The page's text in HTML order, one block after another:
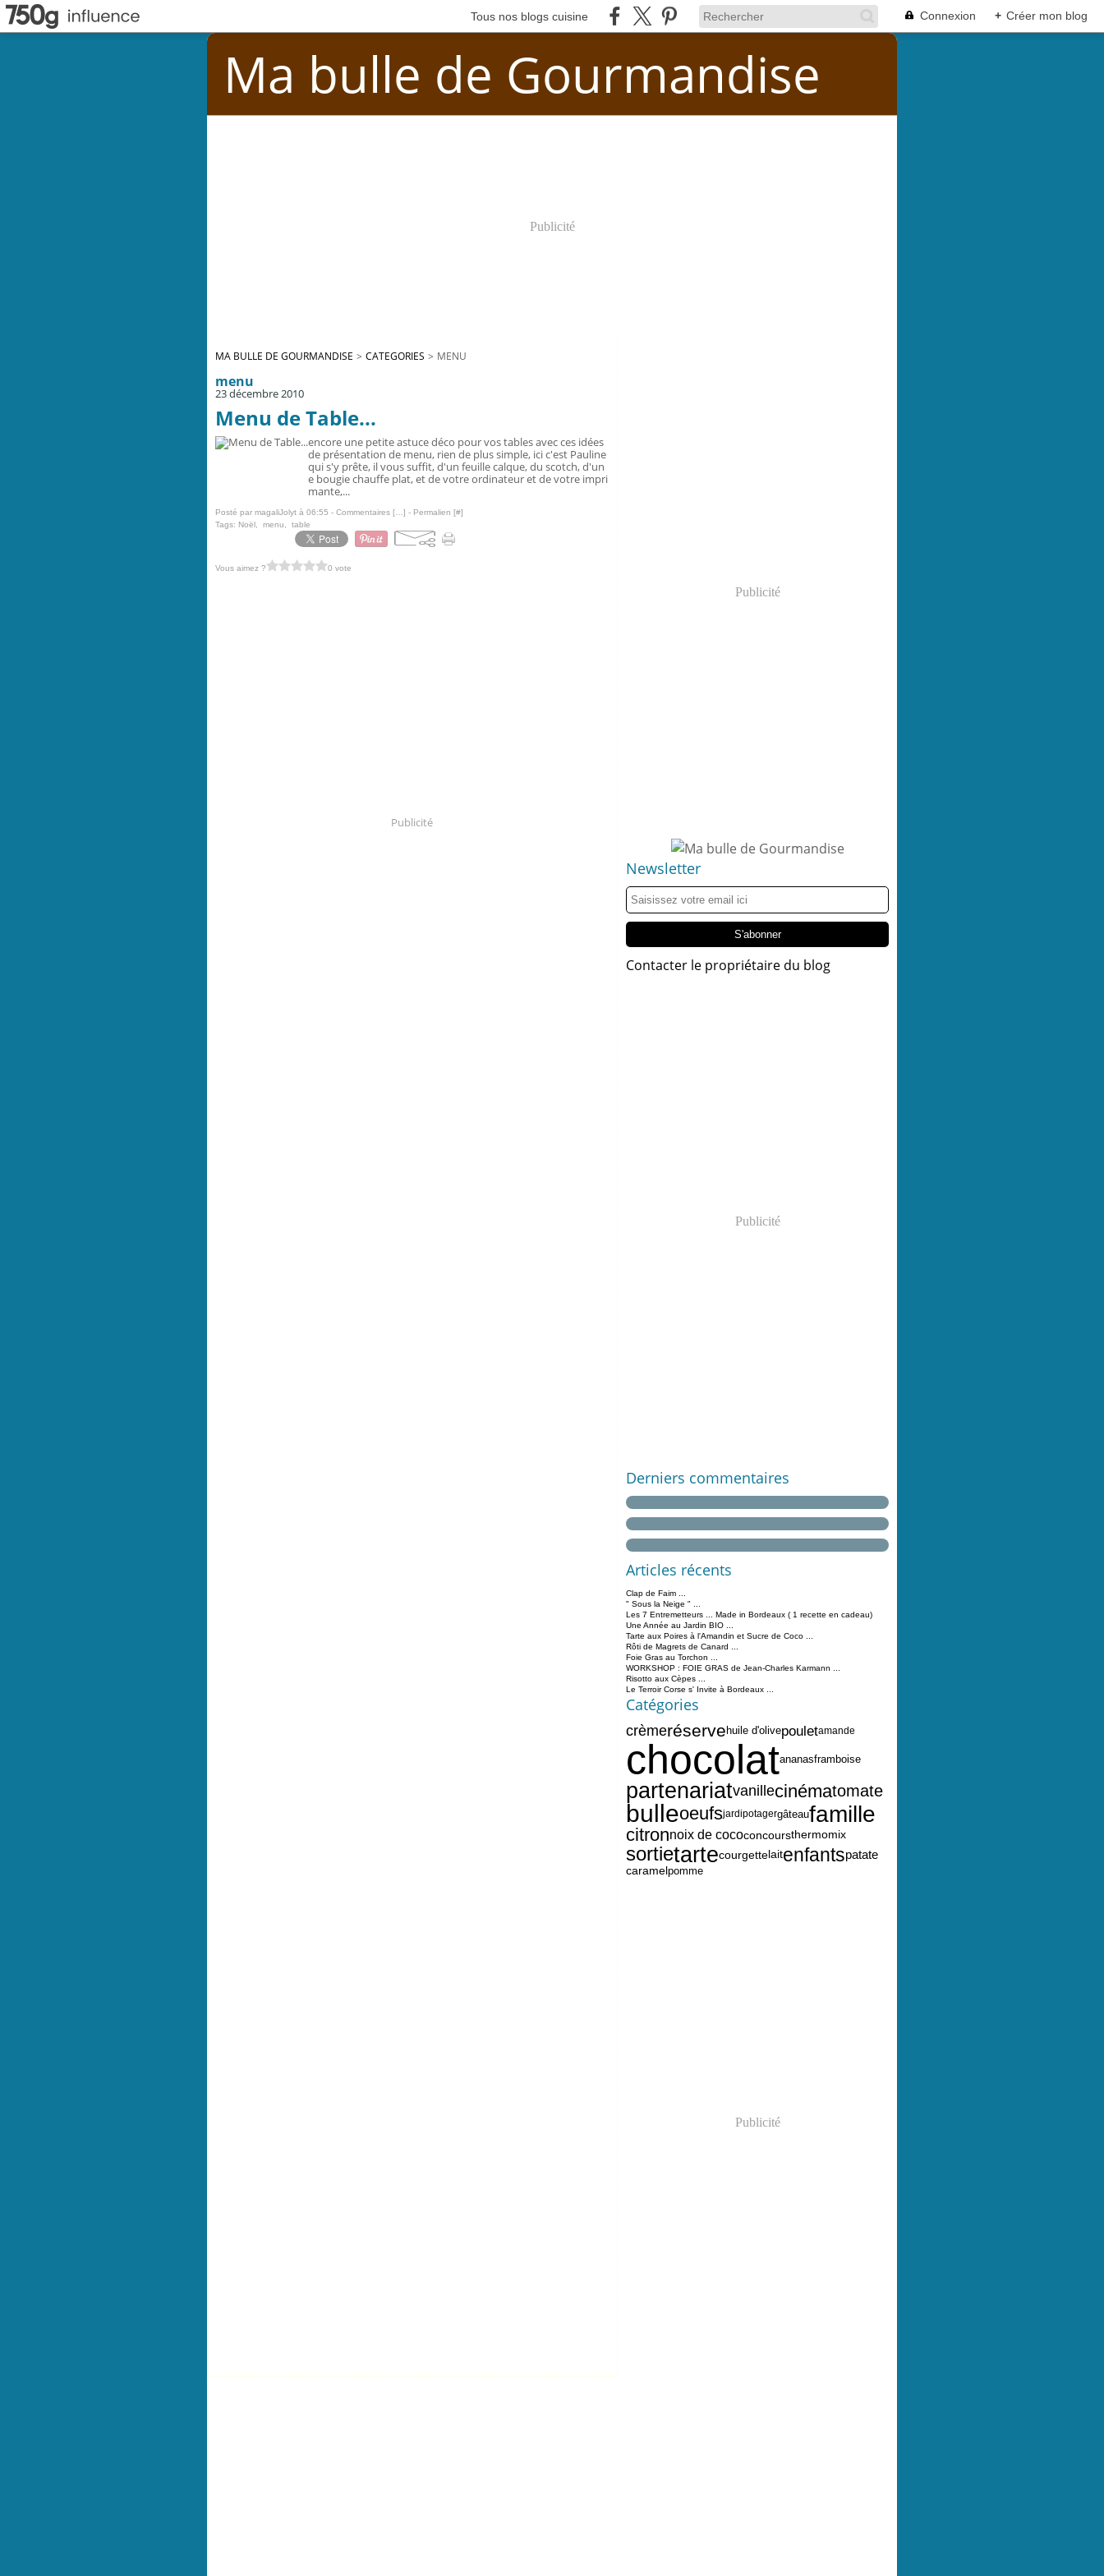
Tous nos blogs cuisine Connexion + Créer mon blog
Ma bulle de Gourmandise
Publicité
MA BULLE DE GOURMANDISE > CATEGORIES > MENU
menu
23 décembre 2010
Menu de Table...
encore une petite astuce déco pour vos tables avec ces idées
de présentation de menu, rien de plus simple, ici c'est Pauline
qui s'y prête, il vous suffit, d'un feuille calque, du scotch, d'un
e bougie chauffe plat, et de votre ordinateur et de votre impri
mante,...
Posté par magaliJolyt à 06:55 - Commentaires [ ] - Permalien [#]
Tags: Noël menu table
Vous aimez ? 0 vote
Publicité
Publicité
Newsletter
Contacter le propriétaire du blog
Publicité
Derniers commentaires
Articles récents
Clap de Faim ...
" Sous la Neige " ...
Les 7 Entremetteurs ... Made in Bordeaux ( 1 recette en cadeau)
Une Année au Jardin BIO ...
Tarte aux Poires à l'Amandin et Sucre de Coco ...
Rôti de Magrets de Canard ...
Foie Gras au Torchon ...
WORKSHOP : FOIE GRAS de Jean-Charles Karmann ...
Risotto aux Cèpes ...
Le Terroir Corse s' Invite à Bordeaux ...
Catégories
crèmeréserve huile d'olivepouletamande
chocolatananasframboise
partenariatvanillecinématomate
bulleoeufsjardipotagergâteaufamille
citronnoix de cococoncoursthermomix
sortietartecourgettelaitenfantspatate
caramelpomme
Publicité